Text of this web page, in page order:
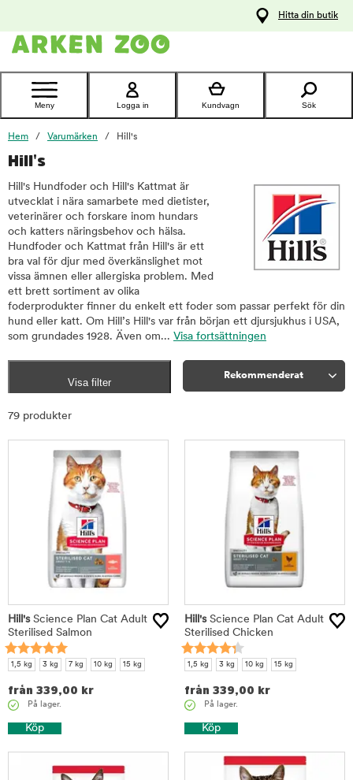
Kontakta
Hitta din butik
Meny Logga in Kundvagn Sök
Hem Varumärken Hill's
Hill's
Hill's Hundfoder och Hill's Kattmat är
utvecklat i nära samarbete med dietister,
veterinärer och forskare inom hundars
och katters näringsbehov och hälsa.
Hundfoder och Kattmat från Hill's är ett
bra val för djur med överkänslighet mot
vissa ämnen eller allergiska problem. Med
ett brett sortiment av olika
foderprodukter finner du enkelt ett foder som passar perfekt för din
hund eller katt. Om Hill’s Hill's var från början ett djursjukhus i USA,
som grundades 1928. Även om... Visa fortsättningen
Visa filter
Rekommenderat
79 produkter
Hill'sScience Plan Cat Adult
Sterilised Salmon
1,5 kg 3 kg 7 kg 10 kg 15 kg
från 339,00 kr
På lager.
Köp
Hill'sScience Plan Cat Adult
Sterilised Chicken
1,5 kg 3 kg 10 kg 15 kg
från 339,00 kr
På lager.
Köp